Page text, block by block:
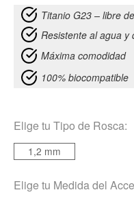
Titanio G23 – libre
Resistente al agua y
Máxima comodidad
100% biocompatible
Elige tu Tipo de Rosca:
1,2 mm
Elige tu Medida del